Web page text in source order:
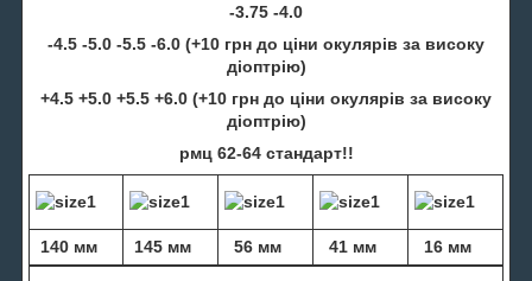
-3.75 -4.0
-4.5 -5.0 -5.5 -6.0 (+10 грн до ціни окулярів за високу
діоптрію)
+4.5 +5.0 +5.5 +6.0 (+10 грн до ціни окулярів за високу
діоптрію)
рмц 62-64 стандарт!!
140 мм 145 мм 56 мм 41 мм 16 мм